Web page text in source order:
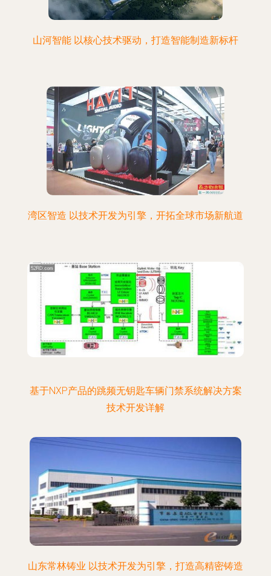
山河智能 以核心技术驱动，打造智能制造新标杆
湾区智造 以技术开发为引擎，开拓全球市场新航道
基于NXP产品的跳频无钥匙车辆门禁系统解决方案
技术开发详解
山东常林铸业 以技术开发为引擎，打造高精密铸造